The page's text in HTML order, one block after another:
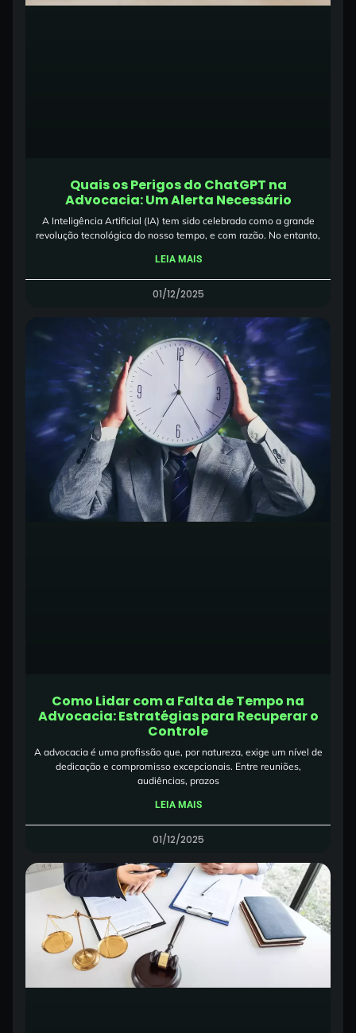
Quais os Perigos do ChatGPT na
Advocacia: Um Alerta Necessário
A Inteligência Artificial (IA) tem sido celebrada como a grande
revolução tecnológica do nosso tempo, e com razão. No entanto,
LEIA MAIS
01/12/2025
Como Lidar com a Falta de Tempo na
Advocacia: Estratégias para Recuperar o
Controle
A advocacia é uma profissão que, por natureza, exige um nível de
dedicação e compromisso excepcionais. Entre reuniões,
audiências, prazos
LEIA MAIS
01/12/2025